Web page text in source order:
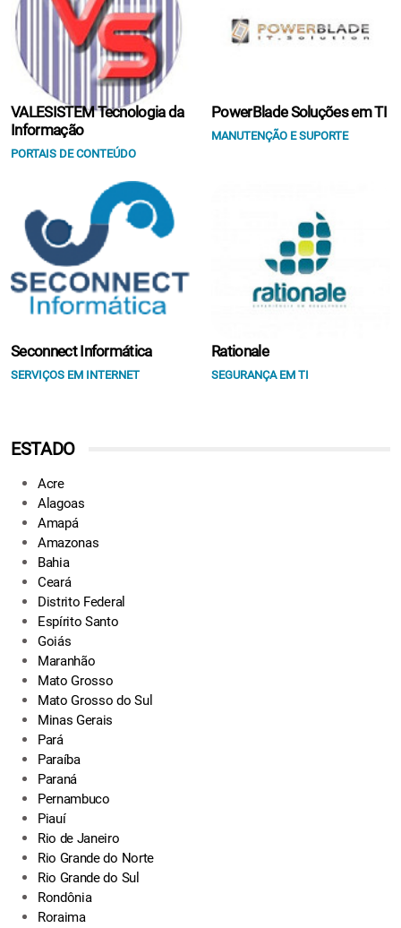
VALESISTEM Tecnologia da
Informação
PORTAIS DE CONTEÚDO
PowerBlade Soluções em TI
MANUTENÇÃO E SUPORTE
Seconnect Informática
SERVIÇOS EM INTERNET
Rationale
SEGURANÇA EM TI
ESTADO
Acre
Alagoas
Amapá
Amazonas
Bahia
Ceará
Distrito Federal
Espírito Santo
Goiás
Maranhão
Mato Grosso
Mato Grosso do Sul
Minas Gerais
Pará
Paraíba
Paraná
Pernambuco
Piauí
Rio de Janeiro
Rio Grande do Norte
Rio Grande do Sul
Rondônia
Roraima